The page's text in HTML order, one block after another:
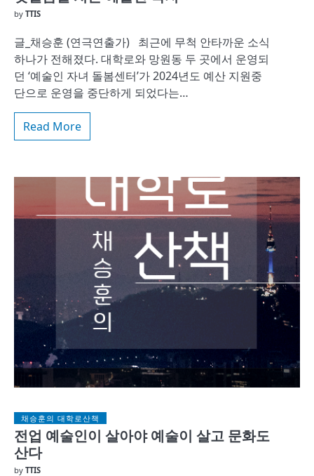
by TTIS
글_채승훈 (연극연출가) 최근에 무척 안타까운 소식
하나가 전해졌다. 대학로와 망원동 두 곳에서 운영되
던 ‘예술인 자녀 돌봄센터’가 2024년도 예산 지원중
단으로 운영을 중단하게 되었다는…
Read More
채승훈의 대학로산책
전업 예술인이 살아야 예술이 살고 문화도
산다
by TTIS